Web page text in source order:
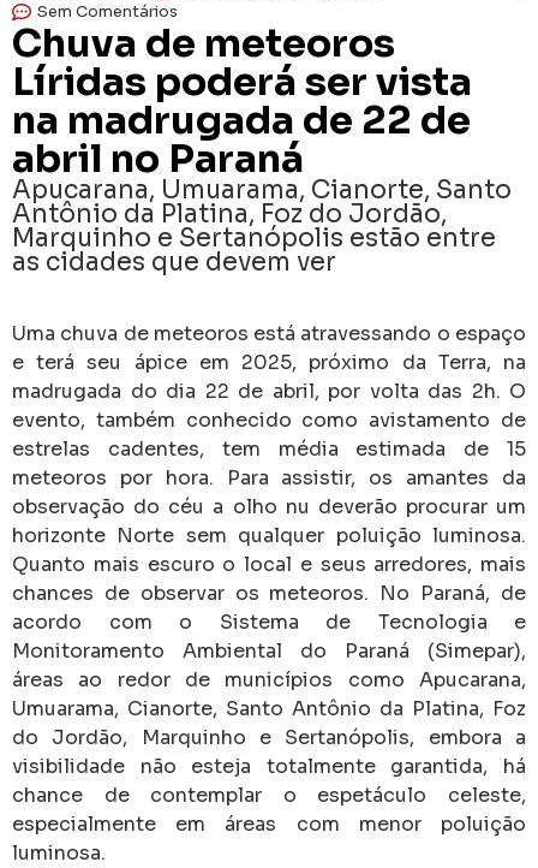
Sem Comentários
Chuva de meteoros
Líridas poderá ser vista
na madrugada de 22 de
abril no Paraná
Apucarana, Umuarama, Cianorte, Santo
Antônio da Platina, Foz do Jordão,
Marquinho e Sertanópolis estão entre
as cidades que devem ver
Uma chuva de meteoros está atravessando o espaço
e terá seu ápice em 2025, próximo da Terra, na
madrugada do dia 22 de abril, por volta das 2h. O
evento, também conhecido como avistamento de
estrelas cadentes, tem média estimada de 15
meteoros por hora. Para assistir, os amantes da
observação do céu a olho nu deverão procurar um
horizonte Norte sem qualquer poluição luminosa.
Quanto mais escuro o local e seus arredores, mais
chances de observar os meteoros. No Paraná, de
acordo com o Sistema de Tecnologia e
Monitoramento Ambiental do Paraná (Simepar),
áreas ao redor de municípios como Apucarana,
Umuarama, Cianorte, Santo Antônio da Platina, Foz
do Jordão, Marquinho e Sertanópolis, embora a
visibilidade não esteja totalmente garantida, há
chance de contemplar o espetáculo celeste,
especialmente em áreas com menor poluição
luminosa.